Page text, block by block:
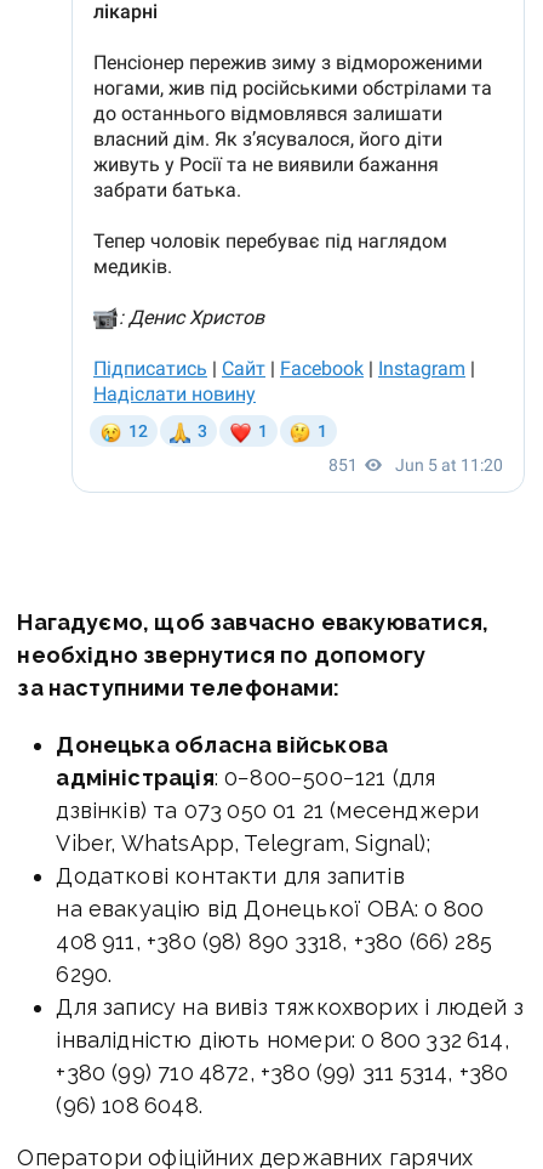
Нагадуємо, щоб завчасно евакуюватися,
необхідно звернутися по допомогу
за наступними телефонами:
Донецька обласна військова
адміністрація: 0−800−500−121 (для
дзвінків) та 073 050 01 21 (месенджери
Viber, WhatsApp, Telegram, Signal);
Додаткові контакти для запитів
на евакуацію від Донецької ОВА: 0 800
408 911, +380 (98) 890 3318, +380 (66) 285
6290.
Для запису на вивіз тяжкохворих і людей з
інвалідністю діють номери: 0 800 332 614,
+380 (99) 710 4872, +380 (99) 311 5314, +380
(96) 108 6048.
Оператори офіційних державних гарячих